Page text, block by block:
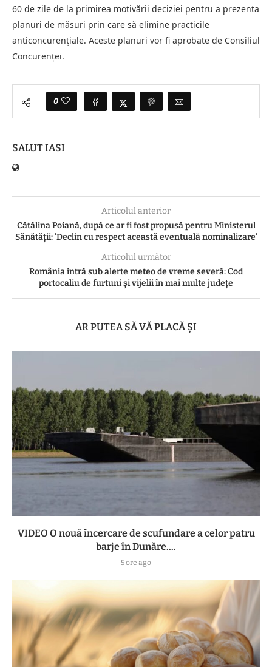
60 de zile de la primirea motivării deciziei pentru a prezenta
planuri de măsuri prin care să elimine practicile
anticoncurențiale. Aceste planuri vor fi aprobate de Consiliul
Concurenței.
0
SALUT IASI
Articolul anterior
Cătălina Poiană, după ce ar fi fost propusă pentru Ministerul
Sănătății: 'Declin cu respect această eventuală nominalizare'
Articolul următor
România intră sub alerte meteo de vreme severă: Cod
portocaliu de furtuni și vijelii în mai multe județe
AR PUTEA SĂ VĂ PLACĂ ȘI
VIDEO O nouă încercare de scufundare a celor patru
barje în Dunăre....
5 ore ago